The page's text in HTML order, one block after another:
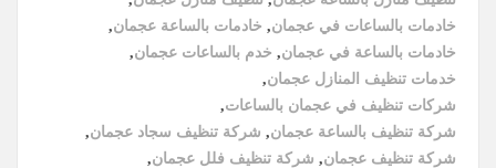
خادمات بالساعات في عجمان, خادمات بالساعة عجمان,
خادمات بالساعة في عجمان, خدم بالساعات عجمان,
خدمات تنظيف المنازل عجمان,
شركات تنظيف في عجمان بالساعات,
شركة تنظيف بالساعة عجمان, شركة تنظيف سجاد عجمان,
شركة تنظيف عجمان, شركة تنظيف فلل عجمان,